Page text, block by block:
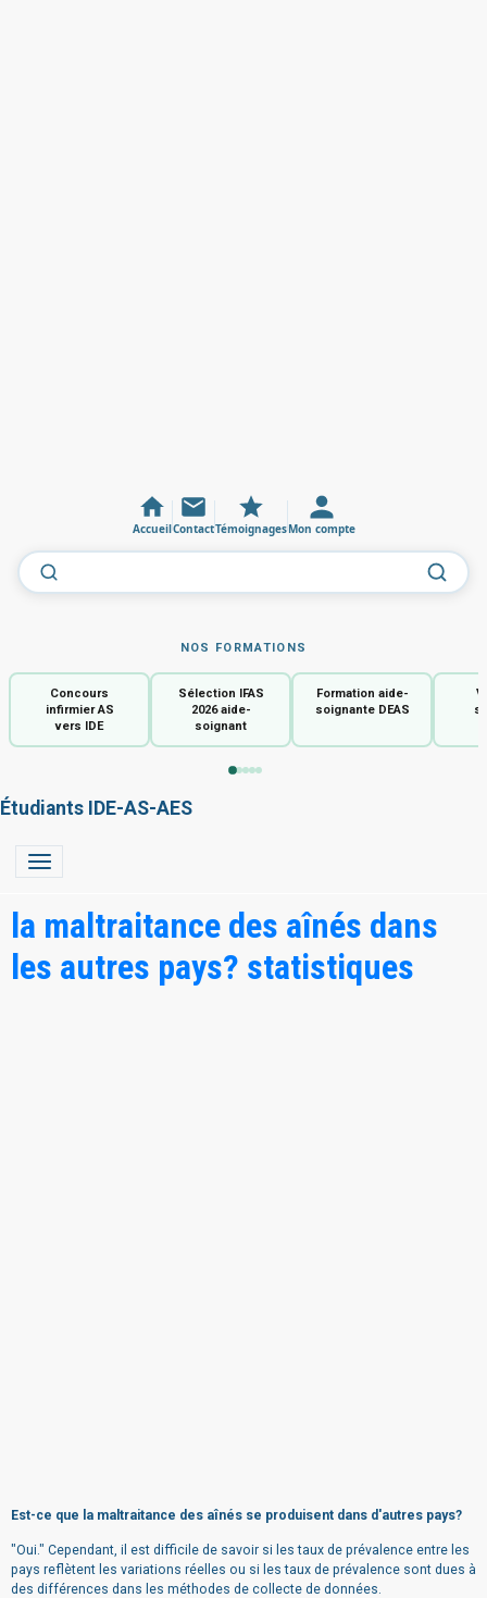
AccueilContactTémoignagesMon compte
NOS FORMATIONS
Concours
infirmier AS
vers IDE
Sélection IFAS
2026 aide-
soignant
Formation aide-
soignante DEAS
Étudiants IDE-AS-AES
la maltraitance des aînés dans
les autres pays? statistiques
Est-ce que la maltraitance des aînés se produisent dans d'autres pays?
"Oui." Cependant, il est difficile de savoir si les taux de prévalence entre les
pays reflètent les variations réelles ou si les taux de prévalence sont dues à
des différences dans les méthodes de collecte de données.